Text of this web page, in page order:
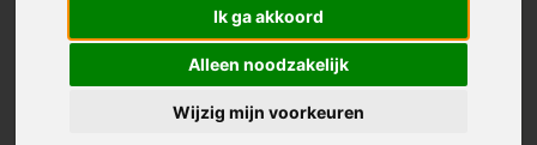
Ik ga akkoord
Alleen noodzakelijk
Wijzig mijn voorkeuren